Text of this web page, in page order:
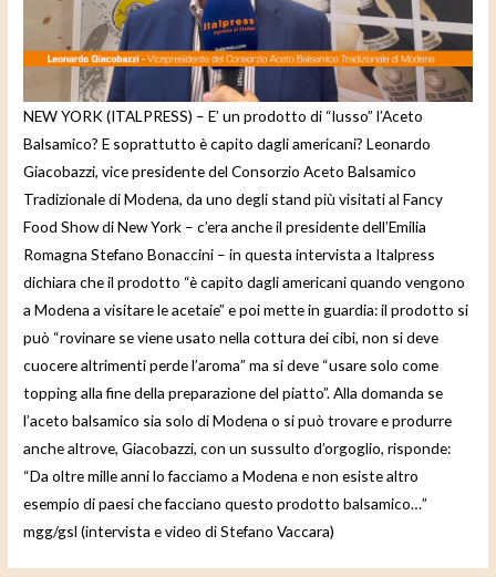
e
o
NEW YORK (ITALPRESS) – E’ un prodotto di “lusso” l’Aceto
Balsamico? E soprattutto è capito dagli americani? Leonardo
Giacobazzi, vice presidente del Consorzio Aceto Balsamico
Tradizionale di Modena, da uno degli stand più visitati al Fancy
Food Show di New York – c’era anche il presidente dell’Emilia
Romagna Stefano Bonaccini – in questa intervista a Italpress
dichiara che il prodotto “è capito dagli americani quando vengono
a Modena a visitare le acetaie” e poi mette in guardia: il prodotto si
può “rovinare se viene usato nella cottura dei cibi, non si deve
cuocere altrimenti perde l’aroma” ma si deve “usare solo come
topping alla fine della preparazione del piatto”. Alla domanda se
l’aceto balsamico sia solo di Modena o si può trovare e produrre
anche altrove, Giacobazzi, con un sussulto d’orgoglio, risponde:
“Da oltre mille anni lo facciamo a Modena e non esiste altro
esempio di paesi che facciano questo prodotto balsamico…”
mgg/gsl (intervista e video di Stefano Vaccara)